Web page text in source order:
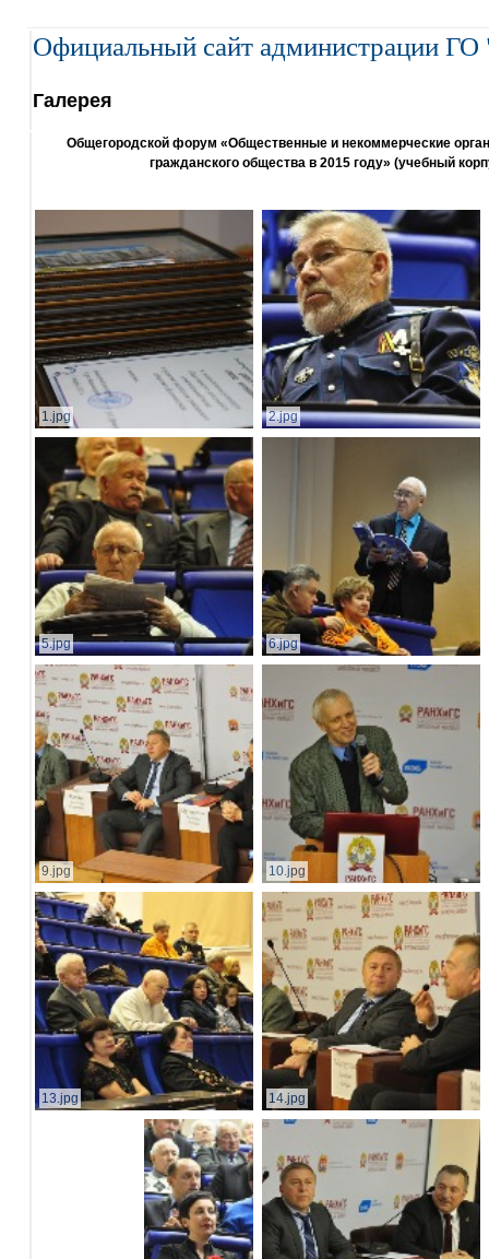
Официальный сайт администрации ГО
Галерея
Общегородской форум «Общественные и некоммерческие
гражданского общества в 2015 году» (учебный
1.jpg 2.jpg
5.jpg 6.jpg
9.jpg 10.jpg
13.jpg 14.jpg